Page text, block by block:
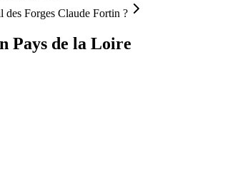
des Forges Claude Fortin ?
Pays de la Loire